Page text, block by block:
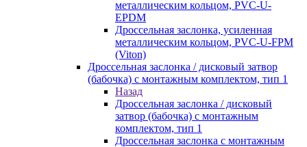
металлическим кольцом, PVC-U-
EPDM
Дроссельная заслонка, усиленная
металлическим кольцом, PVC-U-FPM
(Viton)
Дроссельная заслонка / дисковый затвор
(бабочка) с монтажным комплектом, тип 1
Назад
Дроссельная заслонка / дисковый
затвор (бабочка) с монтажным
комплектом, тип 1
Дроссельная заслонка с монтажным